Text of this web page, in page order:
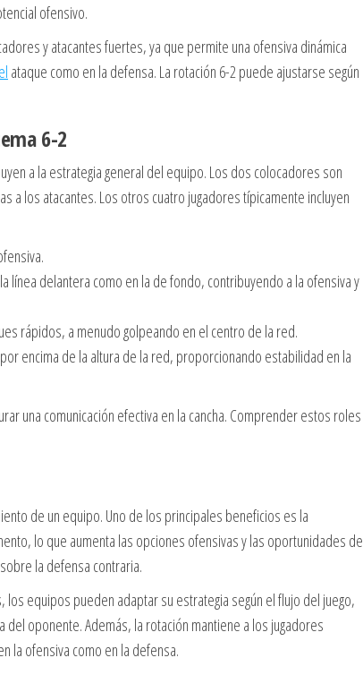
ofensivo.
y atacantes fuertes, ya que permite una ofensiva dinámica
ataque como en la defensa. La rotación 6-2 puede ajustarse según
6-2
a la estrategia general del equipo. Los dos colocadores son
a los atacantes. Los otros cuatro jugadores típicamente incluyen
línea delantera como en la de fondo, contribuyendo a la ofensiva y
rápidos, a menudo golpeando en el centro de la red.
encima de la altura de la red, proporcionando estabilidad en la
una comunicación efectiva en la cancha. Comprender estos roles
de un equipo. Uno de los principales beneficios es la
lo que aumenta las opciones ofensivas y las oportunidades de
la defensa contraria.
equipos pueden adaptar su estrategia según el flujo del juego,
oponente. Además, la rotación mantiene a los jugadores
la ofensiva como en la defensa.